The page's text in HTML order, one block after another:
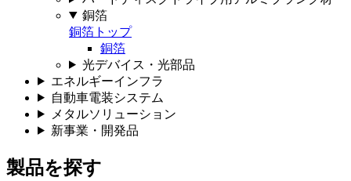
銅箔
銅箔トップ
銅箔
光デバイス・光部品
エネルギーインフラ
自動車電装システム
メタルソリューション
新事業・開発品
製品を探す